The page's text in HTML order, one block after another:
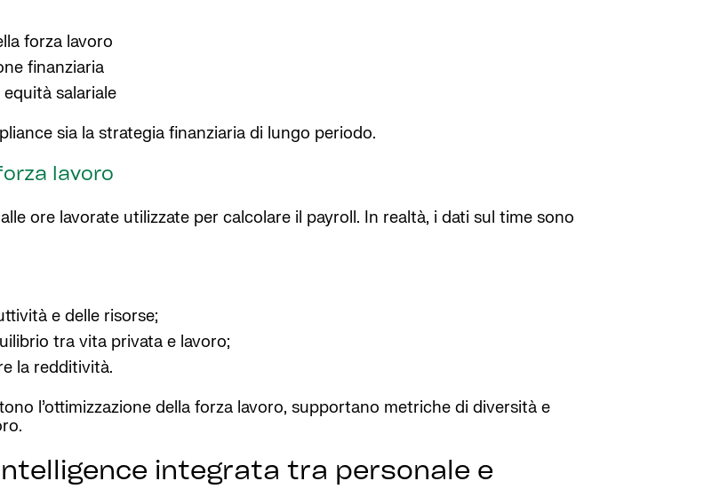
forza lavoro
finanziaria
salariale
sia la strategia finanziaria di lungo periodo.
lavoro
ore lavorate utilizzate per calcolare il payroll. In realtà, i dati sul time sono
e delle risorse;
tra vita privata e lavoro;
la redditività.
l’ottimizzazione della forza lavoro, supportano metriche di diversità e
integrata tra personale e